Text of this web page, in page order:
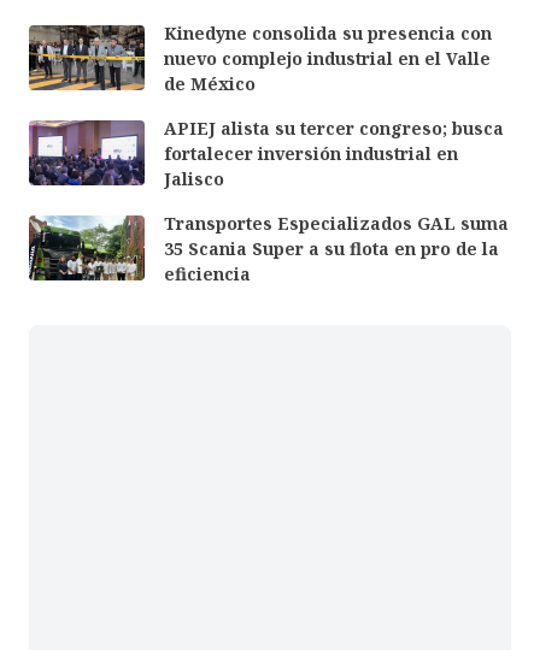
Kinedyne consolida su presencia con
nuevo complejo industrial en el Valle
de México
APIEJ alista su tercer congreso; busca
fortalecer inversión industrial en
Jalisco
Transportes Especializados GAL suma
35 Scania Super a su flota en pro de la
eficiencia